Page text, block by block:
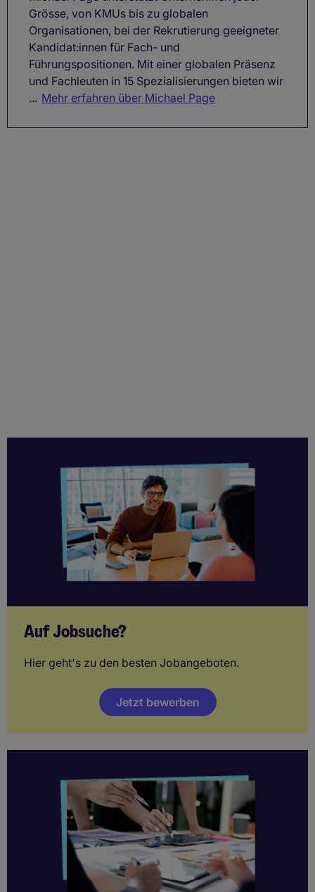
Grösse, von KMUs bis zu globalen
Organisationen, bei der Rekrutierung geeigneter
Kandidat:innen für Fach- und
Führungspositionen. Mit einer globalen Präsenz
und Fachleuten in 15 Spezialisierungen bieten wir
... Mehr erfahren über Michael Page
Auf Jobsuche?
Hier geht's zu den besten Jobangeboten.
Jetzt bewerben